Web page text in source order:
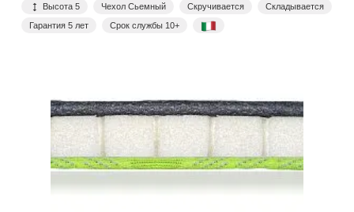
Высота 5 Чехол Сьемный Скручивается
Складывается
Гарантия 5 лет
Срок службы 10+